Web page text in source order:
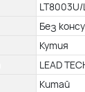
Без
Кутия
LEAD
Китай